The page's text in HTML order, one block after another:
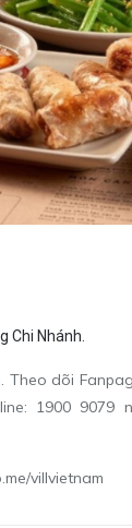
Chi Nhánh.
Theo dõi
1900 9079
villvietnam